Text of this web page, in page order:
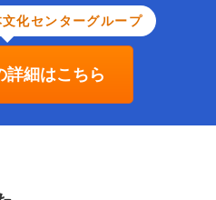
化センターグループ
詳細はこちら